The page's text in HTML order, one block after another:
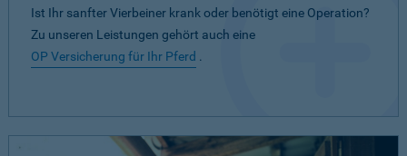
Ist Ihr sanfter Vierbeiner krank oder benötigt eine Operation?
Zu unseren Leistungen gehört auch eine
OP Versicherung für Ihr Pferd .